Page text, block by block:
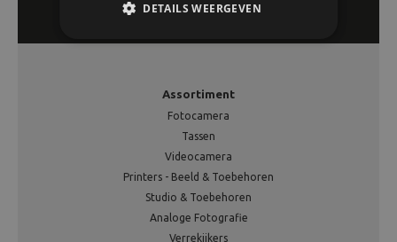
Assortiment
Fotocamera
Tassen
Videocamera
Printers - Beeld & Toebehoren
Studio & Toebehoren
Analoge Fotografie
Verrekijkers
DETAILS WEERGEVEN